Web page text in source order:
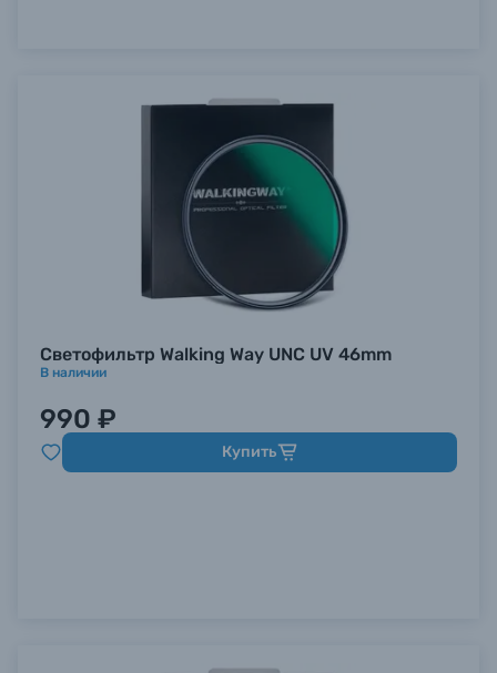
Светофильтр Walking Way UNC UV 46mm
В наличии
990 ₽
Купить